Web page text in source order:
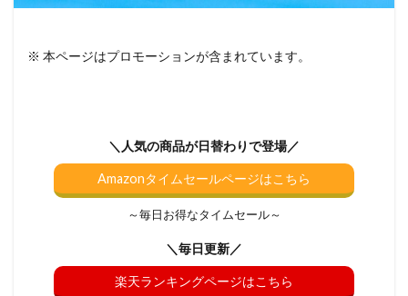
※ 本ページはプロモーションが含まれています。
＼人気の商品が日替わりで登場／
Amazonタイムセールページはこちら
～毎日お得なタイムセール～
＼毎日更新／
楽天ランキングページはこちら